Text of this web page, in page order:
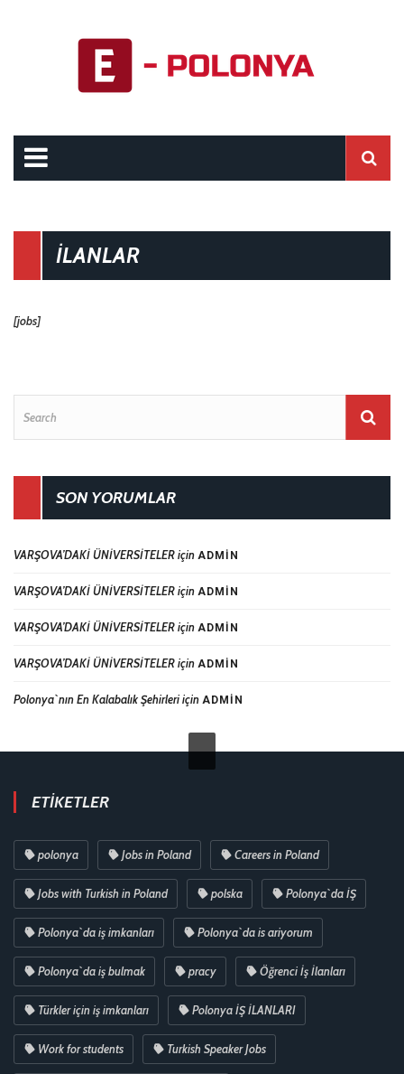
İLANLAR
[jobs]
SON YORUMLAR
VARŞOVA’DAKİ ÜNİVERSİTELERiçin ADMIN
VARŞOVA’DAKİ ÜNİVERSİTELERiçin ADMIN
VARŞOVA’DAKİ ÜNİVERSİTELERiçin ADMIN
VARŞOVA’DAKİ ÜNİVERSİTELERiçin ADMIN
Polonya`nın En Kalabalık Şehirleriiçin ADMIN
ETIKETLER
polonya Jobs in Poland Careers in Poland
Jobs with Turkish in Poland polska Polonya`da İŞ
Polonya`da iş imkanları Polonya`da is ariyorum
Polonya`da iş bulmak pracy Öğrenci İş İlanları
Türkler için iş imkanları Polonya İŞ İLANLARI
Work for students Turkish Speaker Jobs